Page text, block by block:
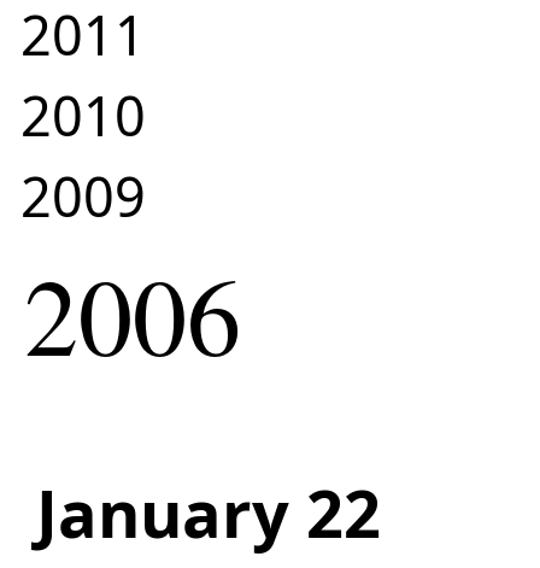
2011
2010
2009
2006
January 22